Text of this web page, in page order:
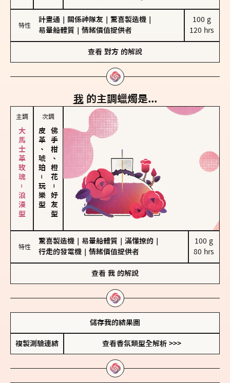
特性
計畫通 關係神隊友 驚喜製造機
易暈船體質
情緒價值提供者
100 g
120 hrs
查看 對方 的解說
我 的主調蠟燭是...
主調
大馬士革玫瑰－浪漫型
次調
皮革、琥珀
－
玩樂型
佛手柑、橙花
－
好友型
特性
驚喜製造機 易暈船體質 滿懂撩的
行走的發電機
情緒價值提供者
100 g
80 hrs
查看 我 的解說
儲存我的結果圖
複製測驗連結 查看香氛類型全解析 >>>